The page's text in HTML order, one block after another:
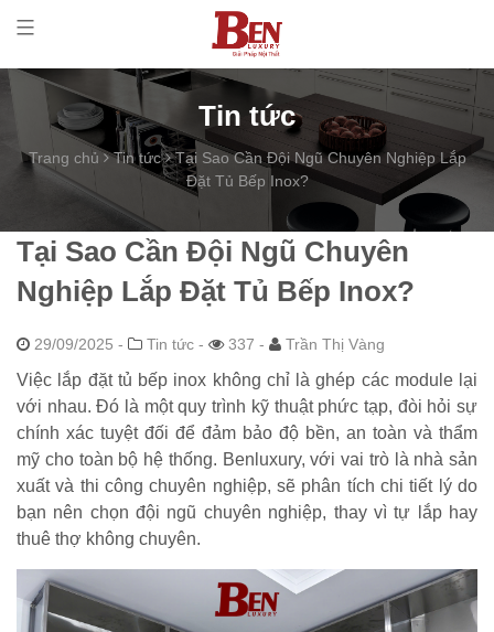
Tin tức
Trang chủ Tin tức
Tại Sao Cần Đội Ngũ Chuyên Nghiệp Lắp
Đặt Tủ Bếp Inox?
Tại Sao Cần Đội Ngũ Chuyên
Nghiệp Lắp Đặt Tủ Bếp Inox?
29/09/2025 - Tin tức - 337 - Trần Thị Vàng
Việc lắp đặt tủ bếp inox không chỉ là ghép các module lại
với nhau. Đó là một quy trình kỹ thuật phức tạp, đòi hỏi sự
chính xác tuyệt đối để đảm bảo độ bền, an toàn và thẩm
mỹ cho toàn bộ hệ thống. Benluxury, với vai trò là nhà sản
xuất và thi công chuyên nghiệp, sẽ phân tích chi tiết lý do
bạn nên chọn đội ngũ chuyên nghiệp, thay vì tự lắp hay
thuê thợ không chuyên.